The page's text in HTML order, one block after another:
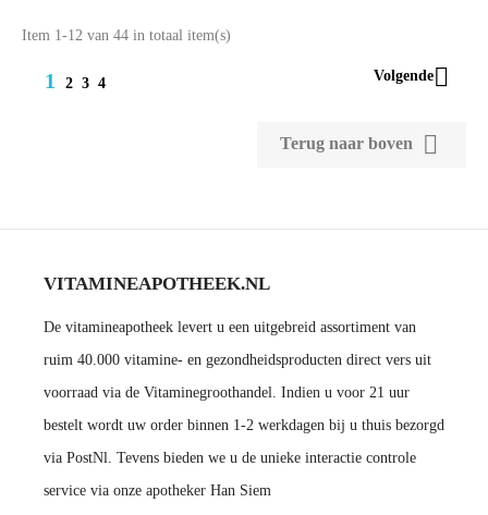
Item 1-12 van 44 in totaal item(s)
1 2 3 4 Volgende
Terug naar boven 
VITAMINEAPOTHEEK.NL
De vitamineapotheek levert u een uitgebreid assortiment van
ruim 40.000 vitamine- en gezondheidsproducten direct vers uit
voorraad via de Vitaminegroothandel. Indien u voor 21 uur
bestelt wordt uw order binnen 1-2 werkdagen bij u thuis bezorgd
via PostNl. Tevens bieden we u de unieke interactie controle
service via onze apotheker Han Siem